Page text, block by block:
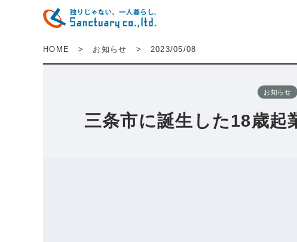
HOME > お知らせ > 2023/05/08
お知らせ
三条市に誕生した18歳起